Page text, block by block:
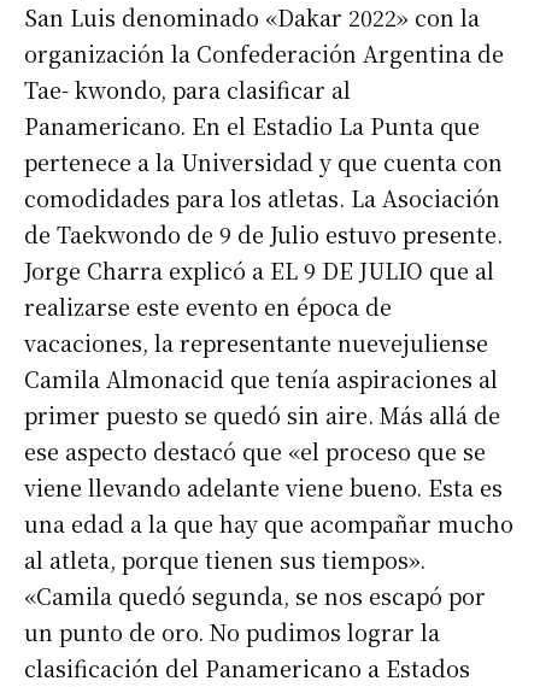
San Luis denominado «Dakar 2022» con la
organización la Confederación Argentina de
Tae- kwondo, para clasificar al
Panamericano. En el Estadio La Punta que
pertenece a la Universidad y que cuenta con
comodidades para los atletas. La Asociación
de Taekwondo de 9 de Julio estuvo presente.
Jorge Charra explicó a EL 9 DE JULIO que al
realizarse este evento en época de
vacaciones, la representante nuevejuliense
Camila Almonacid que tenía aspiraciones al
primer puesto se quedó sin aire. Más allá de
ese aspecto destacó que «el proceso que se
viene llevando adelante viene bueno. Esta es
una edad a la que hay que acompañar mucho
al atleta, porque tienen sus tiempos».
«Camila quedó segunda, se nos escapó por
un punto de oro. No pudimos lograr la
clasificación del Panamericano a Estados